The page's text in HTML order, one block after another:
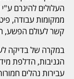
העלולים להיגרם
ממקומות עבודה,
קשר לעולם הפשע,
במקרה של בדיקה
הגניבות, הדלפת
עבירות נהלים